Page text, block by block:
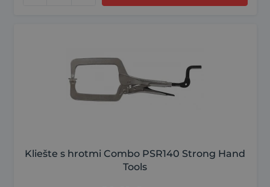
Kliešte s hrotmi Combo PSR140 Strong Hand
Tools